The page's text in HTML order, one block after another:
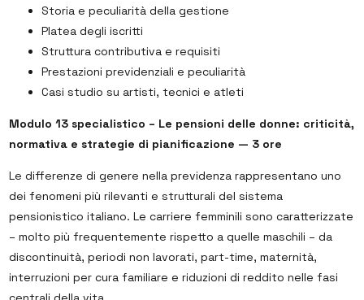
Storia e peculiarità della gestione
Platea degli iscritti
Struttura contributiva e requisiti
Prestazioni previdenziali e peculiarità
Casi studio su artisti, tecnici e atleti
Modulo 13 specialistico – Le pensioni delle donne: criticità,
normativa e strategie di pianificazione — 3 ore
Le differenze di genere nella previdenza rappresentano uno
dei fenomeni più rilevanti e strutturali del sistema
pensionistico italiano. Le carriere femminili sono caratterizzate
– molto più frequentemente rispetto a quelle maschili – da
discontinuità, periodi non lavorati, part-time, maternità,
interruzioni per cura familiare e riduzioni di reddito nelle fasi